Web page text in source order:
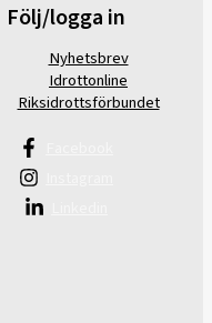
Följ/logga in
Nyhetsbrev
Idrottonline
Riksidrottsförbundet